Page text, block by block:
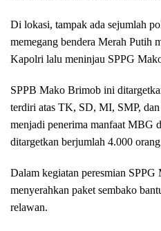
Di lokasi, tampak ada sejumlah
memegang bendera Merah Putih
Kapolri lalu meninjau SPPG
SPPB Mako Brimob ini
terdiri atas TK, SD, MI, SMP,
menjadi penerima manfaat MBG
ditargetkan berjumlah 4.000
Dalam kegiatan peresmian
menyerahkan paket sembako
relawan.